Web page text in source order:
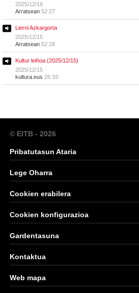
2025/12/16
Arratsean 52:27
Lierni Azkargorta
2025/12/15
Arratsean 52:28
Kultur leihoa (2025/12/15)
2025/12/15
kultura.eus 26:33
© EITB - 2026
Pribatutasun Ataria
Lege Oharra
Cookien erabilera
Cookien konfigurazioa
Gardentasuna
Kontaktua
Web mapa